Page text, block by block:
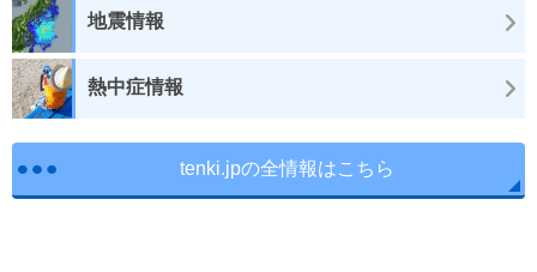
地震情報
熱中症情報
tenki.jpの全情報はこちら